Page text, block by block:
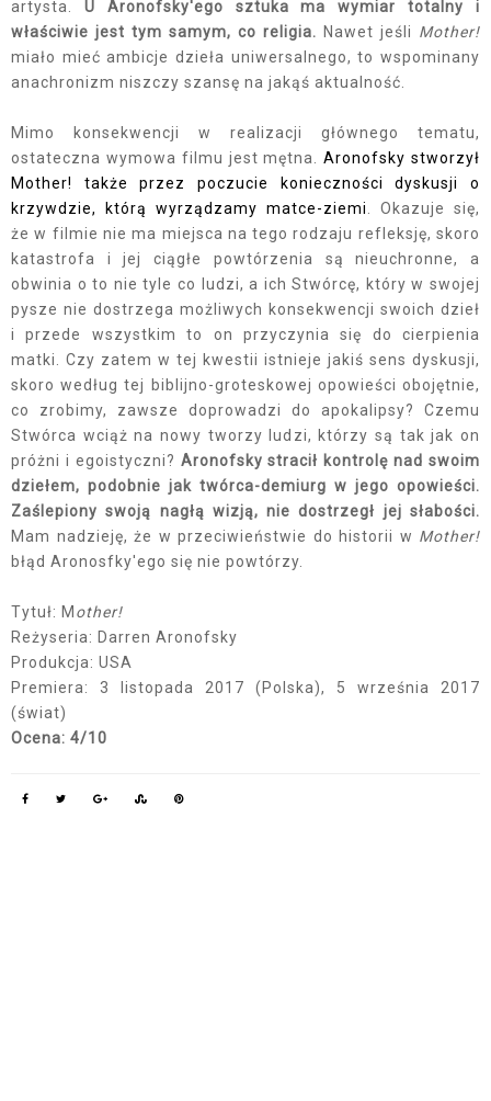
artysta. U Aronofsky'ego sztuka ma wymiar totalny i
właściwie jest tym samym, co religia. Nawet jeśli Mother!
miało mieć ambicje dzieła uniwersalnego, to wspominany
anachronizm niszczy szansę na jakąś aktualność.
Mimo konsekwencji w realizacji głównego tematu,
ostateczna wymowa filmu jest mętna.
Aronofsky stworzył
Mother! także przez poczucie konieczności dyskusji o
krzywdzie, którą wyrządzamy matce-ziemi
. Okazuje się,
że w filmie nie ma miejsca na tego rodzaju refleksję, skoro
katastrofa i jej ciągłe powtórzenia są nieuchronne, a
obwinia o to nie tyle co ludzi, a ich Stwórcę, który w swojej
pysze nie dostrzega możliwych konsekwencji swoich dzieł
i przede wszystkim to on przyczynia się do cierpienia
matki. Czy zatem w tej kwestii istnieje jakiś sens dyskusji,
skoro według tej biblijno-groteskowej opowieści obojętnie,
co zrobimy, zawsze doprowadzi do apokalipsy? Czemu
Stwórca wciąż na nowy tworzy ludzi, którzy są tak jak on
próżni i egoistyczni? Aronofsky stracił kontrolę nad swoim
dziełem, podobnie jak twórca-demiurg w jego opowieści.
Zaślepiony swoją nagłą wizją, nie dostrzegł jej słabości.
Mam nadzieję, że w przeciwieństwie do historii w Mother!
błąd Aronosfky'ego się nie powtórzy.
Tytuł: Mother!
Reżyseria: Darren Aronofsky
Produkcja: USA
Premiera: 3 listopada 2017 (Polska), 5 września 2017
(świat)
Ocena: 4/10